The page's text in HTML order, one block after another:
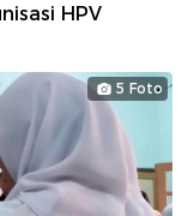
HPV
5 Foto